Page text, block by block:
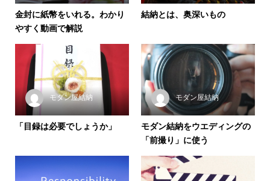
金封に紙幣をいれる。わかり
やすく動画で解説
結納とは、奥深いもの
モダン屋結納
「目録は必要でしょうか」
モダン屋結納
モダン結納をウエディングの
「前撮り」に使う